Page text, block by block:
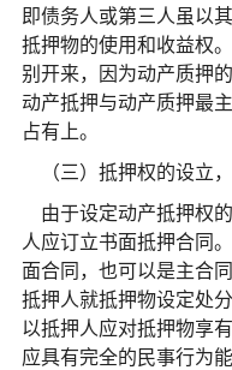
即债务人或第三人虽以
抵押物的使用和收益权
别开来，因为动产质押
动产抵押与动产质押最
占有上。
（三）抵押权的设立
由于设定动产抵押权
人应订立书面抵押合同
面合同，也可以是主合
抵押人就抵押物设定处
以抵押人应对抵押物享
应具有完全的民事行为